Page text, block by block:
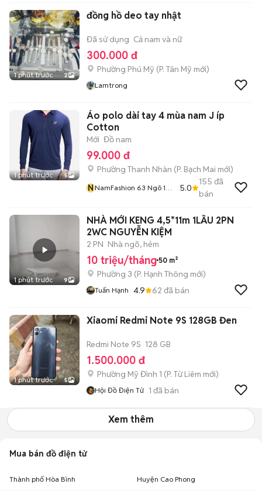
1 phút trước 2
đồng hồ deo tay nhật
Đã sử dụng Cả nam và nữ
300.000 đ
Phường Phú Mỹ (P. Tân Mỹ mới)
Lamtrong
1 phút trước 5
Áo polo dài tay 4 mùa nam J íp
Cotton
Mới Đồ nam
99.000 đ
Phường Thanh Nhàn (P. Bạch Mai mới)
NNamFashion 63 Ngõ 105
5.0
155 đã
bán
1 phút trước 9
NHÀ MỚI KENG 4,5*11m 1LẦU 2PN
2WC NGUYỄN KIỆM
2 PN Nhà ngõ, hẻm
10 triệu/tháng 50 m²
Phường 3 (P. Hạnh Thông mới)
Tuấn Hạnh 4.9 62 đã bán
1 phút trước 5
Xiaomi Redmi Note 9S 128GB Đen
Redmi Note 9S 128 GB
1.500.000 đ
Phường Mỹ Đình 1 (P. Từ Liêm mới)
Hội Đồ Điện Tử 1 đã bán
Xem thêm
Mua bán đồ điện tử
Thành phố Hòa Bình Huyện Cao Phong